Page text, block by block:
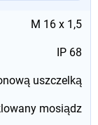
M 16 x 1,5
IP 68
uszczelką
mosiądz